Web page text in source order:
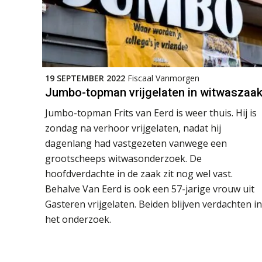
19 SEPTEMBER 2022 Fiscaal Vanmorgen
Jumbo-topman vrijgelaten in witwaszaak
Jumbo-topman Frits van Eerd is weer thuis. Hij is
zondag na verhoor vrijgelaten, nadat hij
dagenlang had vastgezeten vanwege een
grootscheeps witwasonderzoek. De
hoofdverdachte in de zaak zit nog wel vast.
Behalve Van Eerd is ook een 57-jarige vrouw uit
Gasteren vrijgelaten. Beiden blijven verdachten in
het onderzoek.